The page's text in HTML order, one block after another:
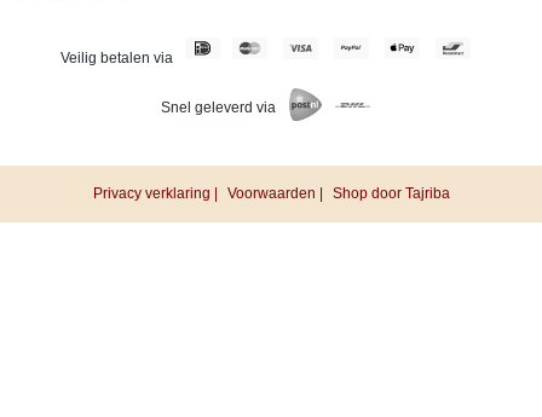
Veilig betalen via
Snel geleverd via
Privacy verklaring | Voorwaarden | Shop door Tajriba